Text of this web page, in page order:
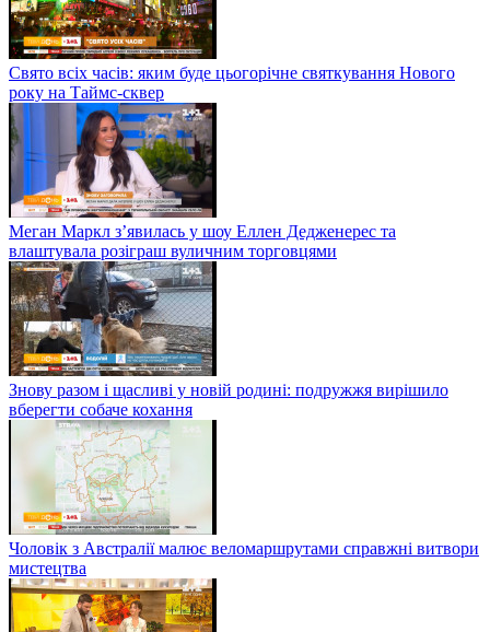
Свято всіх часів: яким буде цьогорічне святкування Нового
року на Таймс-сквер
Меган Маркл з’явилась у шоу Еллен Дедженерес та
влаштувала розіграш вуличним торговцями
Знову разом і щасливі у новій родині: подружжя вирішило
вберегти собаче кохання
Чоловік з Австралії малює веломаршрутами справжні витвори
мистецтва